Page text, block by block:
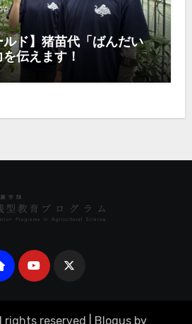
ド】猪苗代「ばんだい
伝えます！
rights reserved Blogus by